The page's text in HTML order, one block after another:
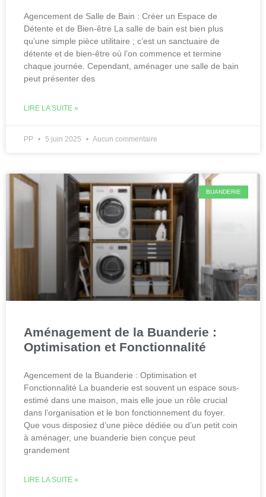
Agencement de Salle de Bain : Créer un Espace de
Détente et de Bien-être La salle de bain est bien plus
qu’une simple pièce utilitaire ; c’est un sanctuaire de
détente et de bien-être où l’on commence et termine
chaque journée. Cependant, aménager une salle de bain
peut présenter des
LIRE LA SUITE »
PP 5 juin 2025 Aucun commentaire
BUANDERIE
Aménagement de la Buanderie :
Optimisation et Fonctionnalité
Agencement de la Buanderie : Optimisation et
Fonctionnalité La buanderie est souvent un espace sous-
estimé dans une maison, mais elle joue un rôle crucial
dans l’organisation et le bon fonctionnement du foyer.
Que vous disposiez d’une pièce dédiée ou d’un petit coin
à aménager, une buanderie bien conçue peut
grandement
LIRE LA SUITE »